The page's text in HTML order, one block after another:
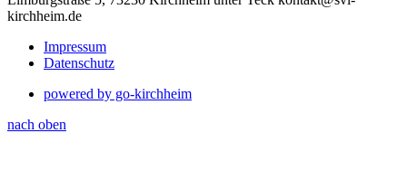
kirchheim.de
Impressum
Datenschutz
powered by go-kirchheim
nach oben